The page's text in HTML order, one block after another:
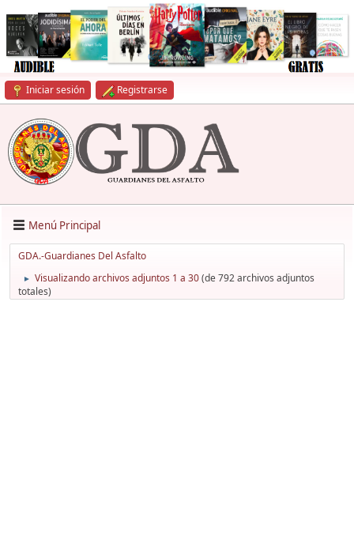
Iniciar sesión Registrarse
Menú Principal
GDA.-Guardianes Del Asfalto
► Visualizando archivos adjuntos 1 a 30(de 792 archivos adjuntos
totales)